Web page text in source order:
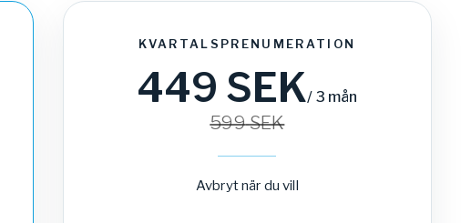
KVARTALSPRENUMERATION
449 SEK/ 3 mån
599SEK
Avbryt när du vill